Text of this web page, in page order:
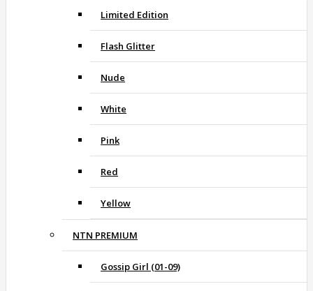
Limited Edition
Flash Glitter
Nude
White
Pink
Red
Yellow
NTN PREMIUM
Gossip Girl (01-09)